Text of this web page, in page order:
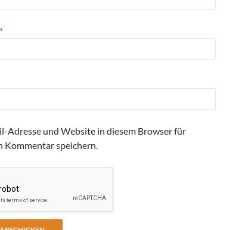
*
Adresse und Website in diesem Browser für
Kommentar speichern.